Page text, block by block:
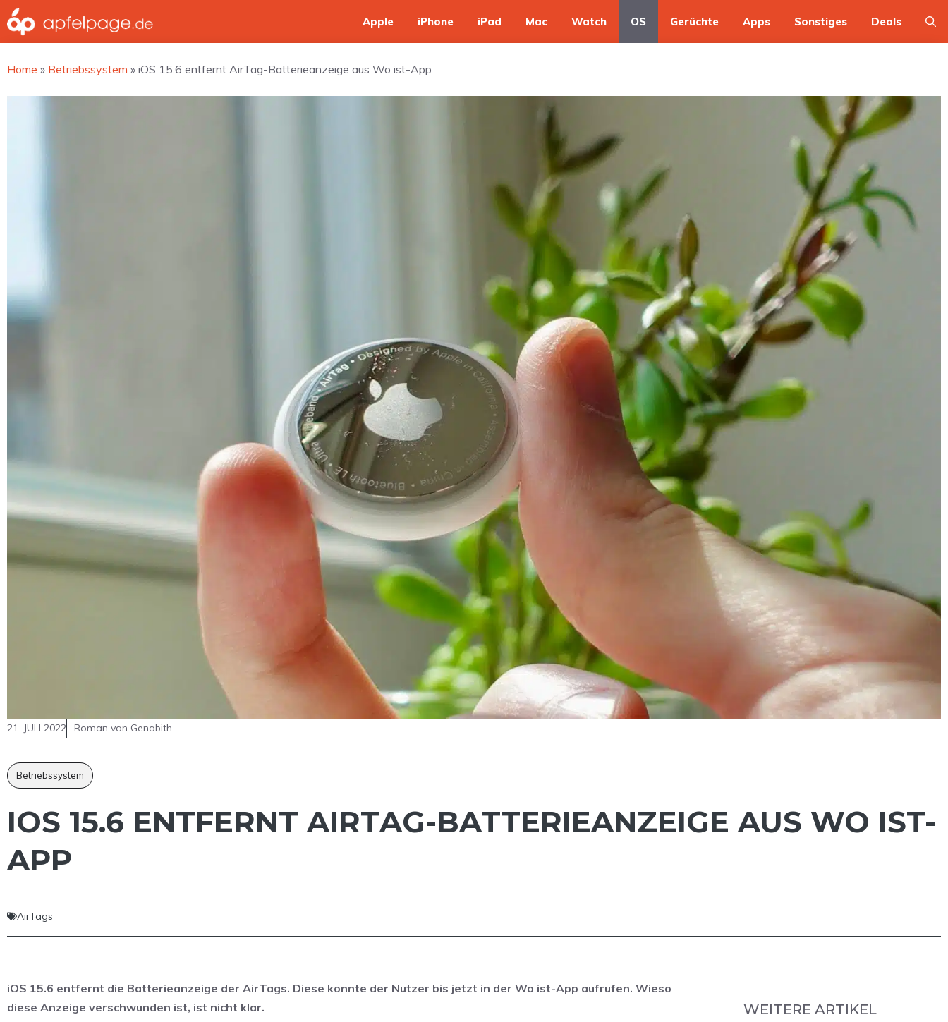
Zum
Inhalt
springen
Apple iPhone iPad Mac Watch OS Gerüchte Apps Sonstiges Deals
Home » Betriebssystem » iOS 15.6 entfernt AirTag-Batterieanzeige aus Wo ist-App
21. JULI 2022 Roman van Genabith
Betriebssystem
IOS 15.6 ENTFERNT AIRTAG-BATTERIEANZEIGE AUS WO IST-
APP
AirTags
iOS 15.6 entfernt die Batterieanzeige der AirTags. Diese konnte der Nutzer bis jetzt in der Wo ist-App aufrufen. Wieso
diese Anzeige verschwunden ist, ist nicht klar.
WEITERE ARTIKEL